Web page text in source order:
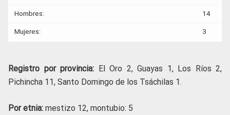
Hombres: 14
Mujeres: 3
Registro por provincia: El Oro 2, Guayas 1, Los Ríos 2,
Pichincha 11, Santo Domingo de los Tsáchilas 1.
Por etnia: mestizo 12, montubio: 5